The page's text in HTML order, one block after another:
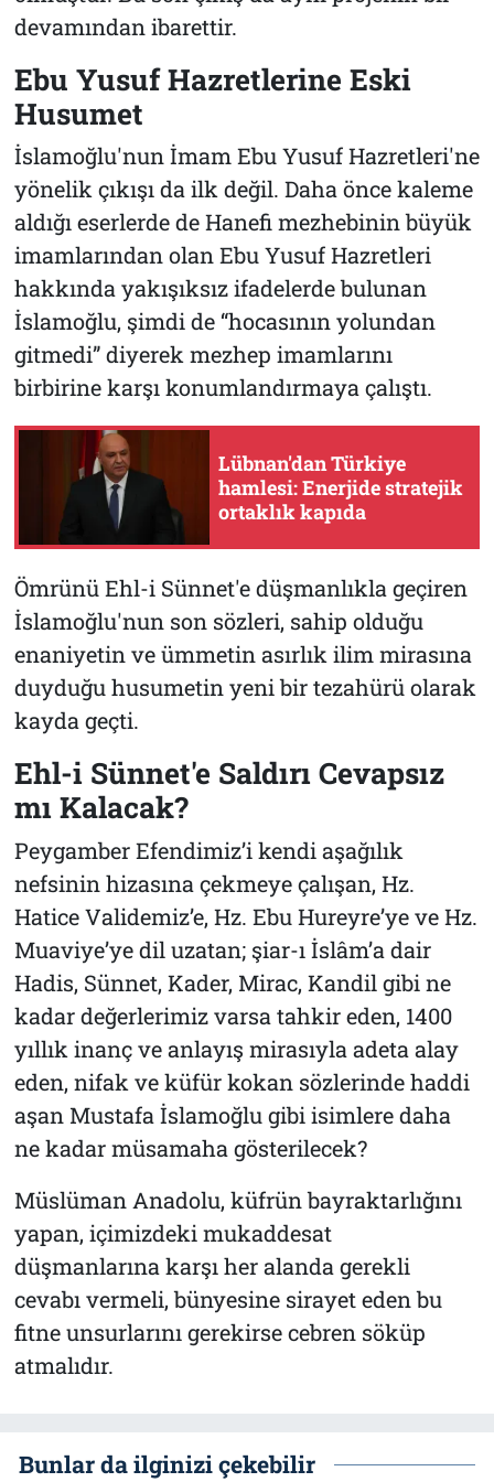
devamından ibarettir.
Ebu Yusuf Hazretlerine Eski
Husumet
İslamoğlu'nun İmam Ebu Yusuf Hazretleri'ne
yönelik çıkışı da ilk değil. Daha önce kaleme
aldığı eserlerde de Hanefi mezhebinin büyük
imamlarından olan Ebu Yusuf Hazretleri
hakkında yakışıksız ifadelerde bulunan
İslamoğlu, şimdi de “hocasının yolundan
gitmedi” diyerek mezhep imamlarını
birbirine karşı konumlandırmaya çalıştı.
Lübnan'dan Türkiye
hamlesi: Enerjide stratejik
ortaklık kapıda
Ömrünü Ehl-i Sünnet'e düşmanlıkla geçiren
İslamoğlu'nun son sözleri, sahip olduğu
enaniyetin ve ümmetin asırlık ilim mirasına
duyduğu husumetin yeni bir tezahürü olarak
kayda geçti.
Ehl-i Sünnet'e Saldırı Cevapsız
mı Kalacak?
Peygamber Efendimiz’i kendi aşağılık
nefsinin hizasına çekmeye çalışan, Hz.
Hatice Validemiz’e, Hz. Ebu Hureyre’ye ve Hz.
Muaviye’ye dil uzatan; şiar-ı İslâm’a dair
Hadis, Sünnet, Kader, Mirac, Kandil gibi ne
kadar değerlerimiz varsa tahkir eden, 1400
yıllık inanç ve anlayış mirasıyla adeta alay
eden, nifak ve küfür kokan sözlerinde haddi
aşan Mustafa İslamoğlu gibi isimlere daha
ne kadar müsamaha gösterilecek?
Müslüman Anadolu, küfrün bayraktarlığını
yapan, içimizdeki mukaddesat
düşmanlarına karşı her alanda gerekli
cevabı vermeli, bünyesine sirayet eden bu
fitne unsurlarını gerekirse cebren söküp
atmalıdır.
Bunlar da ilginizi çekebilir